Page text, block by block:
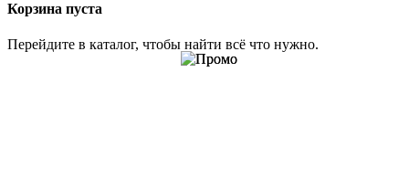
Корзина пуста
Перейдите в каталог, чтобы найти всё что нужно.